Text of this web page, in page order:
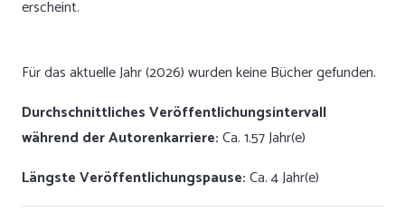
erscheint.
Für das aktuelle Jahr (2026) wurden keine Bücher gefunden.
Durchschnittliches Veröffentlichungsintervall
während der Autorenkarriere:Ca. 1.57 Jahr(e)
Längste Veröffentlichungspause:Ca. 4 Jahr(e)